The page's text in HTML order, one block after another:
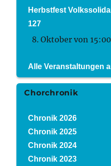
Herbstfest
127
8. Oktober von 15:00
Alle Veranstaltungen
Chorchronik
Chronik 2026
Chronik 2025
Chronik 2024
Chronik 2023